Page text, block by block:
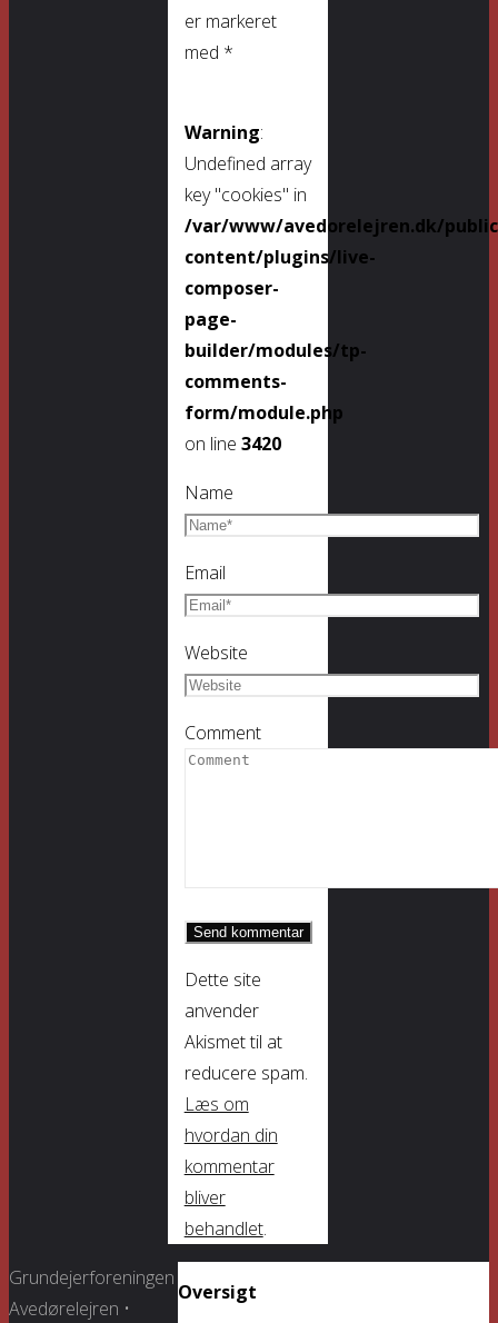
er markeret
med *
Warning:
Undefined array
key "cookies" in
/var/www/avedorelejren.dk/
content/plugins/live-
composer-
page-
builder/modules/tp-
comments-
form/module.php
on line 3420
Name
Email
Website
Comment
Dette site
anvender
Akismet til at
reducere spam.
Læs om
hvordan din
kommentar
bliver
behandlet.
Oversigt
Grundejerforeningen
Avedørelejren •